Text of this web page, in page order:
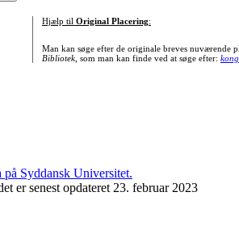
Hjælp til Original Placering:
Man kan søge efter de originale breves nuværende
Bibliotek, som man kan finde ved at søge efter:
er senest opdateret 23. februar 2023